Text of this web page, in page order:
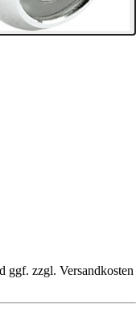
zzgl. Versandkosten